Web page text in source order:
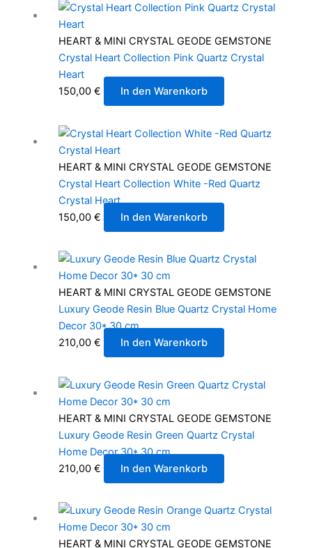
HEART & MINI CRYSTAL GEODE GEMSTONE
Crystal Heart Collection Pink Quartz Crystal
Heart
150,00 € In den Warenkorb
HEART & MINI CRYSTAL GEODE GEMSTONE
Crystal Heart Collection White -Red Quartz
Crystal Heart
150,00 € In den Warenkorb
HEART & MINI CRYSTAL GEODE GEMSTONE
Luxury Geode Resin Blue Quartz Crystal Home
Decor 30* 30 cm
210,00 € In den Warenkorb
HEART & MINI CRYSTAL GEODE GEMSTONE
Luxury Geode Resin Green Quartz Crystal
Home Decor 30* 30 cm
210,00 € In den Warenkorb
HEART & MINI CRYSTAL GEODE GEMSTONE